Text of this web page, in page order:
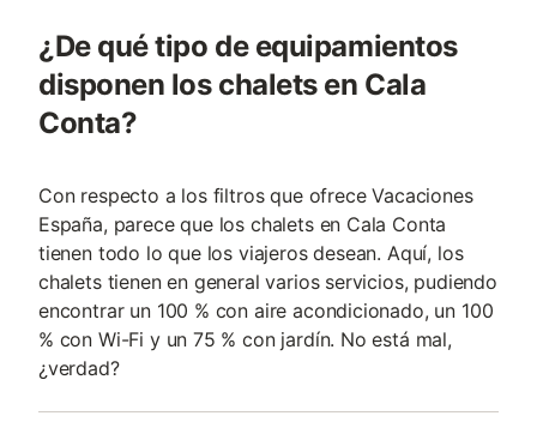
¿De qué tipo de equipamientos
disponen los chalets en Cala
Conta?
Con respecto a los filtros que ofrece Vacaciones
España, parece que los chalets en Cala Conta
tienen todo lo que los viajeros desean. Aquí, los
chalets tienen en general varios servicios, pudiendo
encontrar un 100 % con aire acondicionado, un 100
% con Wi-Fi y un 75 % con jardín. No está mal,
¿verdad?